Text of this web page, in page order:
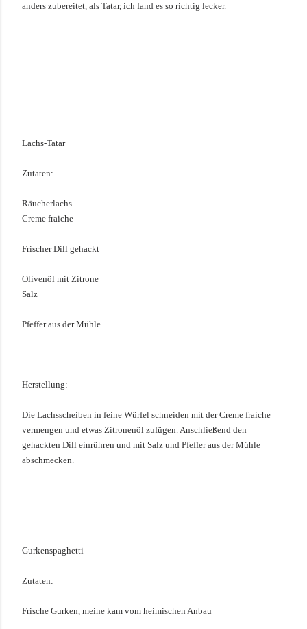
anders zubereitet, als Tatar, ich fand es so richtig lecker.
Lachs-Tatar
Zutaten:
Räucherlachs
Creme fraiche
Frischer Dill gehackt
Olivenöl mit Zitrone
Salz
Pfeffer aus der Mühle
Herstellung:
Die Lachsscheiben in feine Würfel schneiden mit der Creme fraiche
vermengen und etwas Zitronenöl zufügen. Anschließend den
gehackten Dill einrühren und mit Salz und Pfeffer aus der Mühle
abschmecken.
Gurkenspaghetti
Zutaten:
Frische Gurken, meine kam vom heimischen Anbau